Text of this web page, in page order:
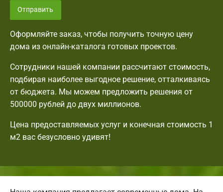
Отправить
Оформляйте заказ, чтобы получить точную цену
дома из онлайн-каталога готовых проектов.
Сотрудники нашей компании рассчитают стоимость,
подбирая наиболее выгодное решение, отталкиваясь
от бюджета. Мы можем предложить решения от
500000 рублей до двух миллионов.
Цена предоставляемых услуг и конечная стоимость 1
м2 вас безусловно удивят!